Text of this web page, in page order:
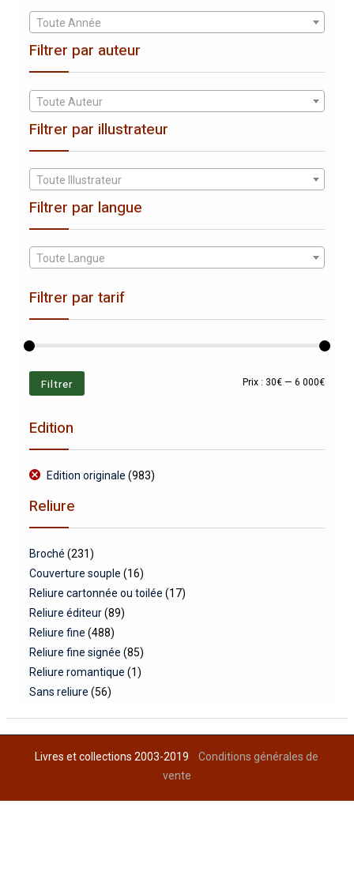
Toute Année
Filtrer par auteur
Toute Auteur
Filtrer par illustrateur
Toute Illustrateur
Filtrer par langue
Toute Langue
Filtrer par tarif
Prix
Prix
Filtrer Prix : 30€ —6 000€
Edition
Edition originale (983)
Reliure
Broché (231)
Couverture souple (16)
Reliure cartonnée ou toilée (17)
Reliure éditeur (89)
Reliure fine (488)
Reliure fine signée (85)
Reliure romantique (1)
Sans reliure (56)
Livres et collections 2003-2019Conditions générales de
vente